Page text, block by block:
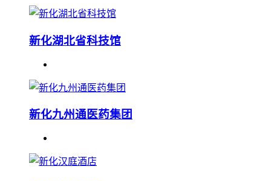
新化湖北省科技馆
新化九州通医药集团